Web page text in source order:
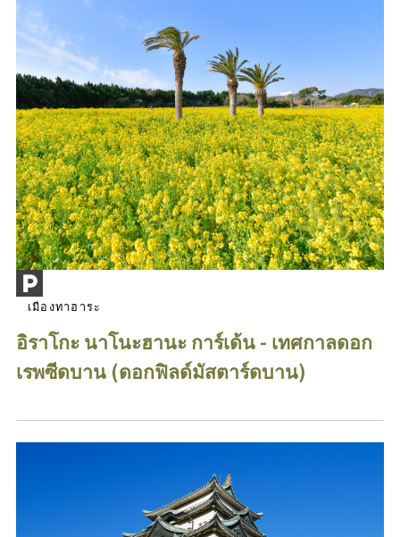
เมืองทาฮาระ
อิราโกะ นาโนะฮานะ การ์เด้น - เทศกาลดอก
เรพซีดบาน (ดอกฟิลด์มัสตาร์ดบาน)